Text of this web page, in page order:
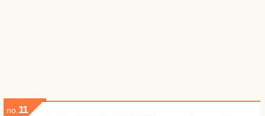
no. 11